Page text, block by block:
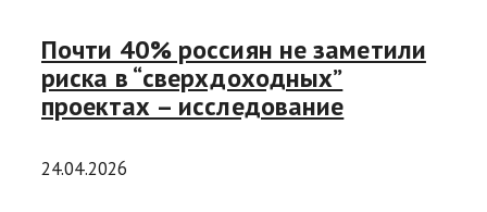
Почти 40% россиян не заметили
риска в “сверхдоходных”
проектах – исследование
24.04.2026